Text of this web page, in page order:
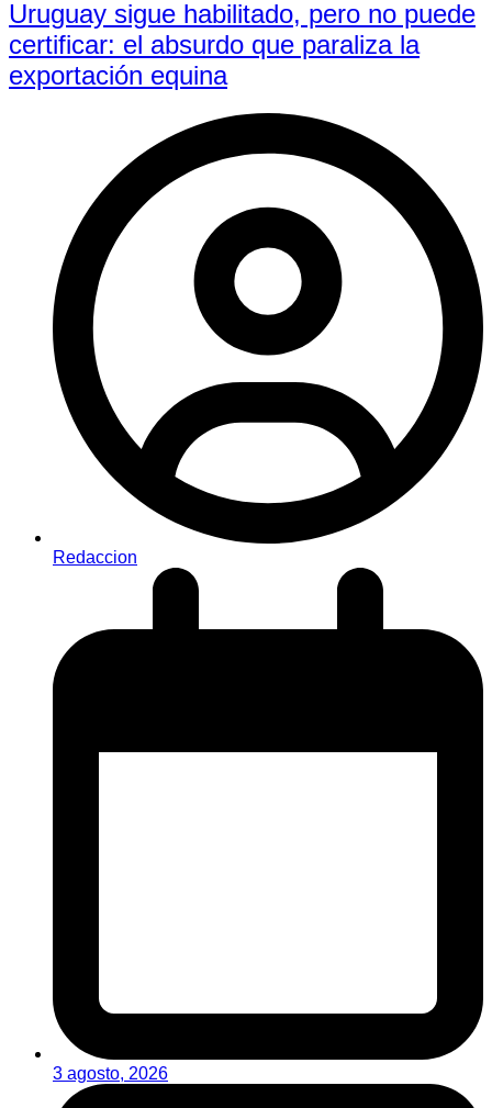
Uruguay sigue habilitado, pero no puede
certificar: el absurdo que paraliza la
exportación equina
Redaccion
3 agosto, 2026